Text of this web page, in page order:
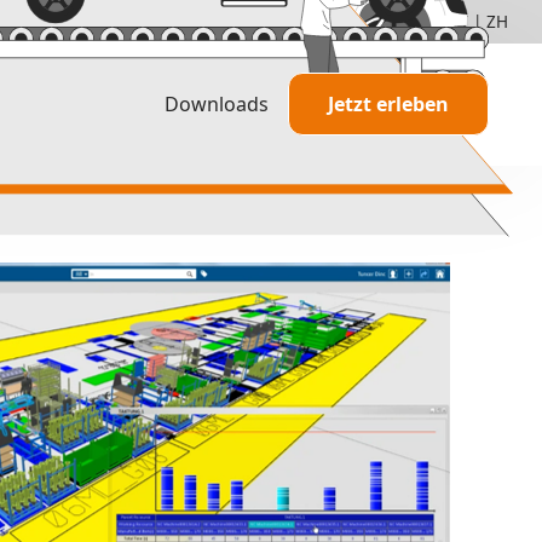
+49 5251 68262-00 DE | EN | FR | HU | IT | ZH
Information
Agile Entwicklung
Preisstruktur
TAKTIQ im Einsatz
Berater & Dienstleister
Partnerschaften &
Downloads Jetzt erleben